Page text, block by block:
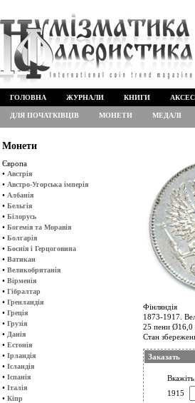
ГОЛОВНА ЖУРНАЛИ КНИГИ
ДЛЯ ПОЧАТКІВЦІВ МОНЕТИ МЕДАЛІ
Монети
Європа
• Австрія
• Австро-Угорська імперія
• Албанія
• Бельгія
• Білорусь
• Богемія та Моравія
• Болгарія
• Боснія і Герцоговина
• Ватикан
• Великобританія
• Вірменія
• Гібралтар
• Гренландія
• Греція
• Грузія
• Данія
• Естонія
• Ірландія
• Ісландія
• Іспанія
• Італія
• Кіпр
Фінляндія
1873-1917.
25 пени Ø16,0
Стан
Заказать
1915